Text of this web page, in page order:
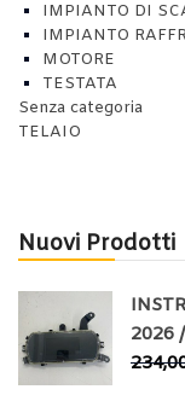
IMPIANTO DI
IMPIANTO
MOTORE
TESTATA
Senza categoria
TELAIO
Nuovi Prodotti
2026